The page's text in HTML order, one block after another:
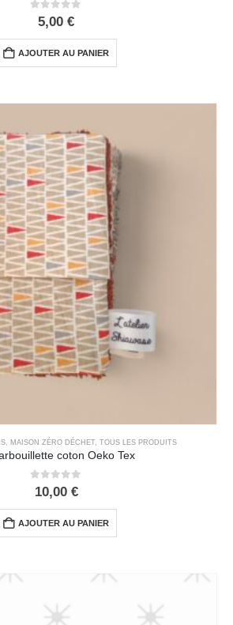
out of 5
5,00 €
AJOUTER AU PANIER
MAISON ZÉRO DÉCHET TOUS LES PRODUITS
coton Oeko Tex
0out of 5
10,00 €
AJOUTER AU PANIER